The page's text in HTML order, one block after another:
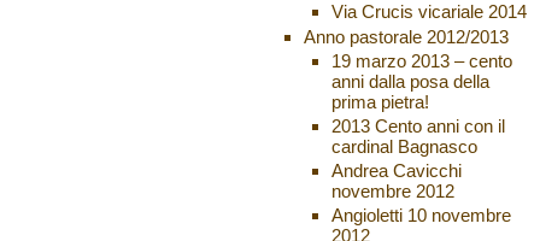
Via Crucis vicariale 2014
Anno pastorale 2012/2013
19 marzo 2013 – cento
anni dalla posa della
prima pietra!
2013 Cento anni con il
cardinal Bagnasco
Andrea Cavicchi
novembre 2012
Angioletti 10 novembre
2012